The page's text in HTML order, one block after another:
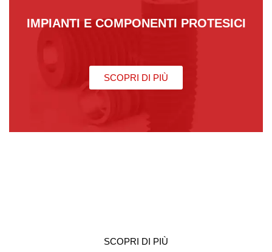
IMPIANTI E COMPONENTI PROTESICI
SCOPRI DI PIÙ
SCOPRI DI PIÙ